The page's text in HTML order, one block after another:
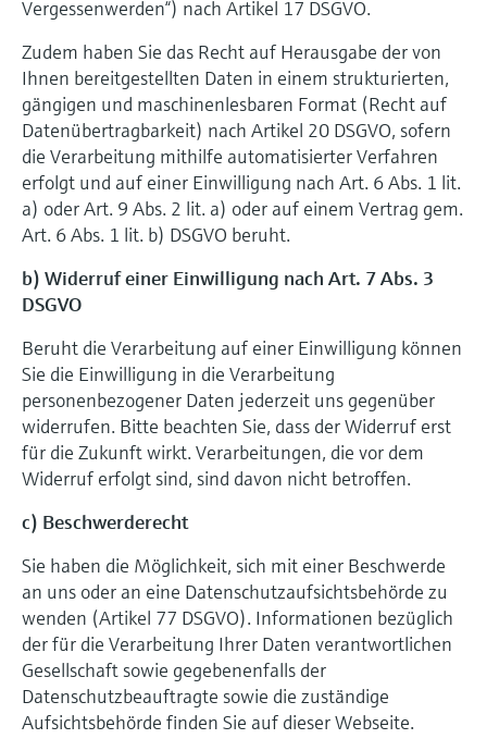
Vergessenwerden“) nach Artikel 17 DSGVO.
Zudem haben Sie das Recht auf Herausgabe der von
Ihnen bereitgestellten Daten in einem strukturierten,
gängigen und maschinenlesbaren Format (Recht auf
Datenübertragbarkeit) nach Artikel 20 DSGVO, sofern
die Verarbeitung mithilfe automatisierter Verfahren
erfolgt und auf einer Einwilligung nach Art. 6 Abs. 1 lit.
a) oder Art. 9 Abs. 2 lit. a) oder auf einem Vertrag gem.
Art. 6 Abs. 1 lit. b) DSGVO beruht.
b) Widerruf einer Einwilligung nach Art. 7 Abs. 3
DSGVO
Beruht die Verarbeitung auf einer Einwilligung können
Sie die Einwilligung in die Verarbeitung
personenbezogener Daten jederzeit uns gegenüber
widerrufen. Bitte beachten Sie, dass der Widerruf erst
für die Zukunft wirkt. Verarbeitungen, die vor dem
Widerruf erfolgt sind, sind davon nicht betroffen.
c) Beschwerderecht
Sie haben die Möglichkeit, sich mit einer Beschwerde
an uns oder an eine Datenschutzaufsichtsbehörde zu
wenden (Artikel 77 DSGVO). Informationen bezüglich
der für die Verarbeitung Ihrer Daten verantwortlichen
Gesellschaft sowie gegebenenfalls der
Datenschutzbeauftragte sowie die zuständige
Aufsichtsbehörde finden Sie auf dieser Webseite.